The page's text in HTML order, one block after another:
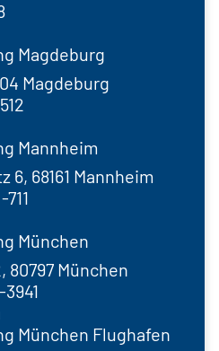
Magdeburg
Magdeburg
Mannheim
68161 Mannheim
München
80797 München
München Flughafen